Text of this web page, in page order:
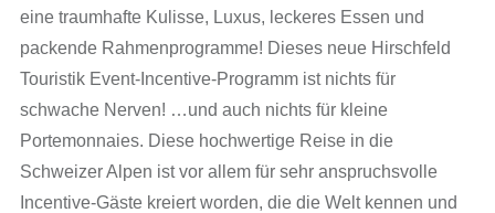
eine traumhafte Kulisse, Luxus, leckeres Essen und
packende Rahmenprogramme! Dieses neue Hirschfeld
Touristik Event-Incentive-Programm ist nichts für
schwache Nerven! …und auch nichts für kleine
Portemonnaies. Diese hochwertige Reise in die
Schweizer Alpen ist vor allem für sehr anspruchsvolle
Incentive-Gäste kreiert worden, die die Welt kennen und